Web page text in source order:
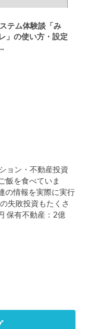
テム体験談「み
」の使い方・設定
ョン・不動産投資
飯を食べていま
の情報を実際に実行
失敗投資もたくさ
保有不動産：2億